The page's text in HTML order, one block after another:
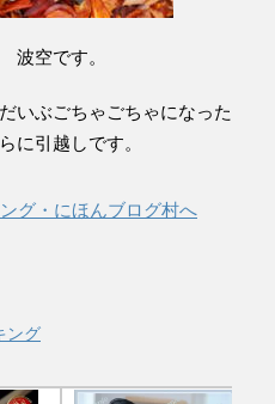
波空です。
いぶごちゃごちゃになった
に引越しです。
ング